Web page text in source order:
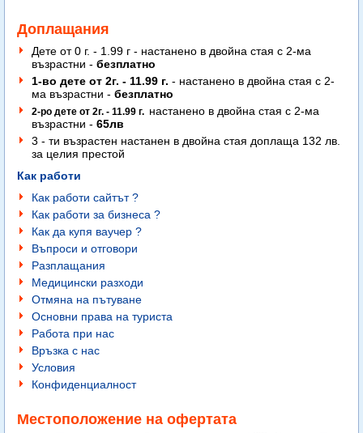
Доплащания
Дете от 0 г. - 1.99 г - настанено в двойна стая с 2-ма
възрастни - безплатно
1-во дете от 2г. - 11.99 г. - настанено в двойна стая с 2-
ма възрастни - безплатно
2-ро дете от 2г. - 11.99 г. настанено в двойна стая с 2-ма
възрастни - 65лв
3 - ти възрастен настанен в двойна стая доплаща 132 лв.
за целия престой
Как работи
Как работи сайтът ?
Как работи за бизнеса ?
Как да купя ваучер ?
Въпроси и отговори
Разплащания
Медицински разходи
Отмяна на пътуване
Основни права на туриста
Работа при нас
Връзка с нас
Условия
Конфиденциалност
Местоположение на офертата